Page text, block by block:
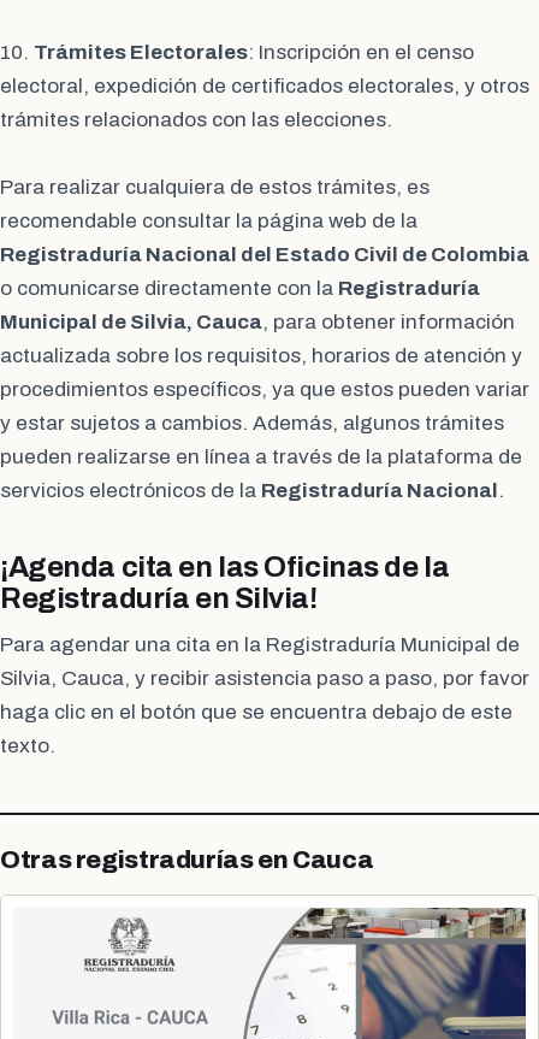
10. Trámites Electorales: Inscripción en el censo
electoral, expedición de certificados electorales, y otros
trámites relacionados con las elecciones.
Para realizar cualquiera de estos trámites, es
recomendable consultar la página web de la
Registraduría Nacional del Estado Civil de Colombia
o comunicarse directamente con la Registraduría
Municipal de Silvia, Cauca, para obtener información
actualizada sobre los requisitos, horarios de atención y
procedimientos específicos, ya que estos pueden variar
y estar sujetos a cambios. Además, algunos trámites
pueden realizarse en línea a través de la plataforma de
servicios electrónicos de la Registraduría Nacional .
¡Agenda cita en las Oficinas de la
Registraduría en Silvia!
Para agendar una cita en la Registraduría Municipal de
Silvia, Cauca, y recibir asistencia paso a paso, por favor
haga clic en el botón que se encuentra debajo de este
texto.
Otras registradurías en Cauca